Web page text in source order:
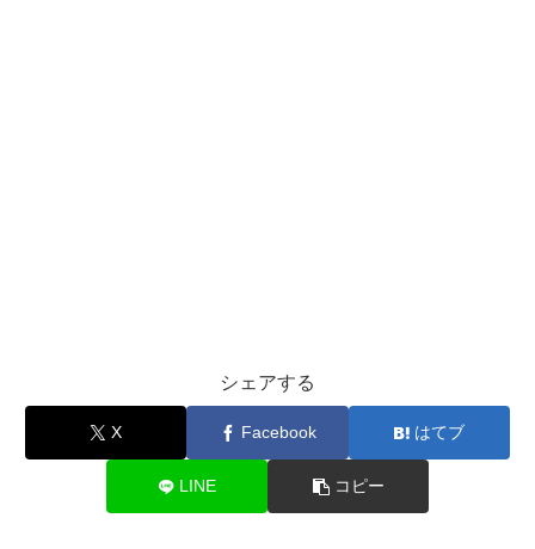
シェアする
X Facebook はてブ
LINE コピー